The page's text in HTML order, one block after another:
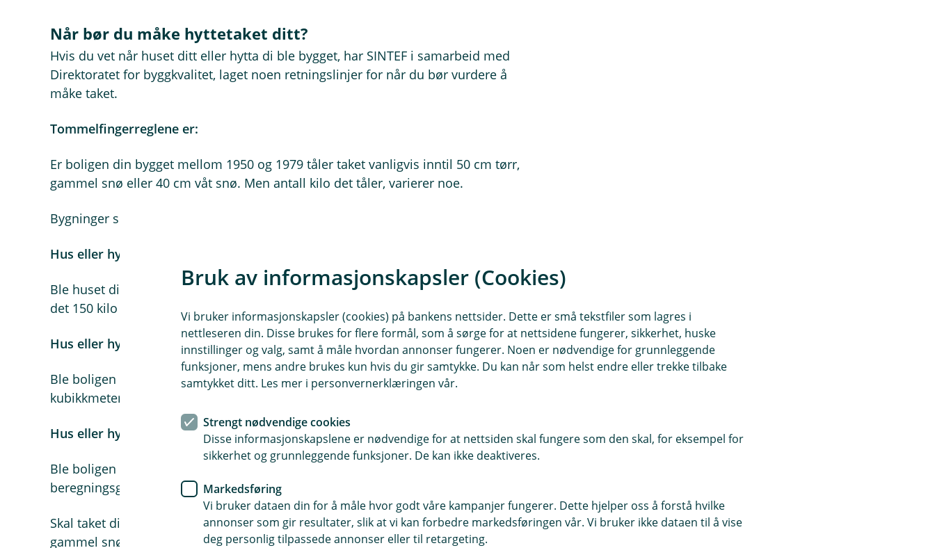
Når bør du måke hyttetaket ditt?
Hvis du vet når huset ditt eller hytta di ble bygget, har SINTEF i samarbeid med
Direktoratet for byggkvalitet, laget noen retningslinjer for når du bør vurdere å
måke taket.
Tommelfingerreglene er:
Er boligen din bygget mellom 1950 og 1979 tåler taket vanligvis inntil 50 cm tørr,
gammel snø eller 40 cm våt snø. Men antall kilo det tåler, varierer noe.
Bygninger som er oppført etter 1980 skal tåle vesentlig mer.
Hus eller hytter oppført mellom 1950 og 1969
Ble huset ditt bygget mellom 1950 og 1969 og har en lett takkonstruksjon, tåler
det 150 kilo snø per kubikkmeter. Tunge tak tåler noe mer.
Hus eller hytter oppført mellom 1970 – 1979
Ble boligen din bygget mellom 1970 og 1979, tåler det inntil 150 kilo snø per
kubikkmeter.
Hus eller hytter oppført etter 1979
Ble boligen din bygget etter 1979, tåler det mer. Hvor mye kan du se i
beregningsgrunnlaget fra da huset ble oppført.
Skal taket ditt tåle 250 kilo per kvadratmeter, betyr det at taket ditt tåler 80 cm
gammel snø eller 60 cm våt snø. Skal det tåle 350 kilo per kvadratmeter, takler
Bruk av informasjonskapsler (Cookies)
Vi bruker informasjonskapsler (cookies) på bankens nettsider. Dette er små tekstfiler som lagres i
nettleseren din. Disse brukes for flere formål, som å sørge for at nettsidene fungerer, sikkerhet, huske
innstillinger og valg, samt å måle hvordan annonser fungerer. Noen er nødvendige for grunnleggende
funksjoner, mens andre brukes kun hvis du gir samtykke. Du kan når som helst endre eller trekke tilbake
samtykket ditt. Les mer i personvernerklæringen vår.
Strengt nødvendige cookies
Disse informasjonskapslene er nødvendige for at nettsiden skal fungere som den skal, for eksempel for
sikkerhet og grunnleggende funksjoner. De kan ikke deaktiveres.
Markedsføring
Vi bruker dataen din for å måle hvor godt våre kampanjer fungerer. Dette hjelper oss å forstå hvilke
annonser som gir resultater, slik at vi kan forbedre markedsføringen vår. Vi bruker ikke dataen til å vise
deg personlig tilpassede annonser eller til retargeting.